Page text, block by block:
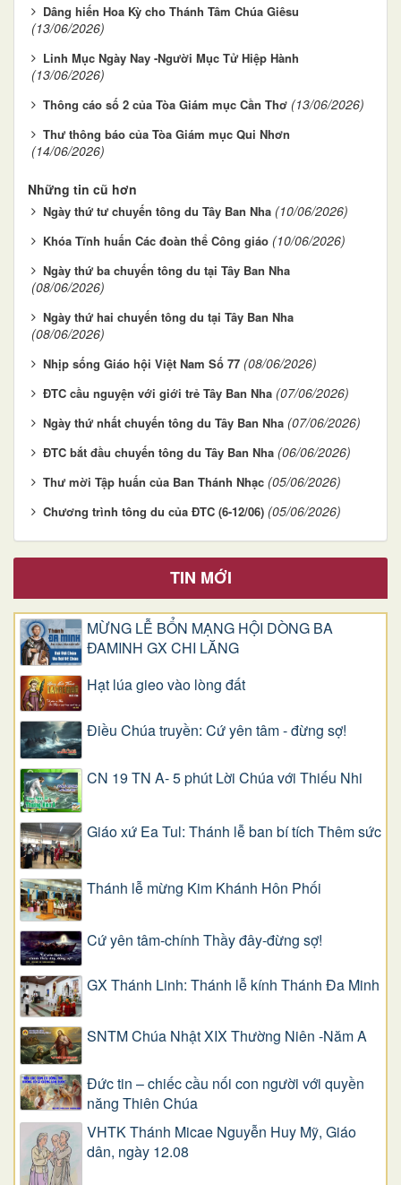
Dâng hiến Hoa Kỳ cho Thánh Tâm Chúa Giêsu
(13/06/2026)
Linh Mục Ngày Nay -Người Mục Tử Hiệp Hành
(13/06/2026)
Thông cáo số 2 của Tòa Giám mục Cần Thơ (13/06/2026)
Thư thông báo của Tòa Giám mục Qui Nhơn
(14/06/2026)
Những tin cũ hơn
Ngày thứ tư chuyến tông du Tây Ban Nha (10/06/2026)
Khóa Tĩnh huấn Các đoàn thể Công giáo (10/06/2026)
Ngày thứ ba chuyến tông du tại Tây Ban Nha
(08/06/2026)
Ngày thứ hai chuyến tông du tại Tây Ban Nha
(08/06/2026)
Nhịp sống Giáo hội Việt Nam Số 77 (08/06/2026)
ĐTC cầu nguyện với giới trẻ Tây Ban Nha (07/06/2026)
Ngày thứ nhất chuyến tông du Tây Ban Nha (07/06/2026)
ĐTC bắt đầu chuyến tông du Tây Ban Nha (06/06/2026)
Thư mời Tập huấn của Ban Thánh Nhạc (05/06/2026)
Chương trình tông du của ĐTC (6-12/06) (05/06/2026)
TIN MỚI
MỪNG LỄ BỔN MẠNG HỘI DÒNG BA
ĐAMINH GX CHI LĂNG
Hạt lúa gieo vào lòng đất
Điều Chúa truyền: Cứ yên tâm - đừng sợ!
CN 19 TN A- 5 phút Lời Chúa với Thiếu Nhi
Giáo xứ Ea Tul: Thánh lễ ban bí tích Thêm sức
Thánh lễ mừng Kim Khánh Hôn Phối
Cứ yên tâm-chính Thầy đây-đừng sợ!
GX Thánh Linh: Thánh lễ kính Thánh Đa Minh
SNTM Chúa Nhật XIX Thường Niên -Năm A
Đức tin – chiếc cầu nối con người với quyền
năng Thiên Chúa
VHTK Thánh Micae Nguyễn Huy Mỹ, Giáo
dân, ngày 12.08